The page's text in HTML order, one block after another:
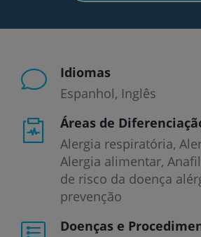
Idiomas
Espanhol Inglês
Áreas de
Alergia respiratória,
Alergia alimentar,
de risco da doença
prevenção
Doenças e